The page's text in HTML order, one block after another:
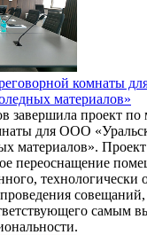
комнаты
материалов»
завершила проект по
для ООО
материалов».
переоснащение
технологически
проведения
самым